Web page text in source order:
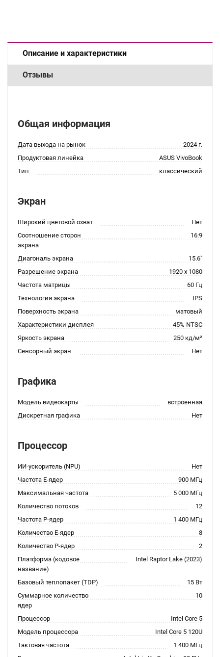
Описание и характеристики
Отзывы
Общая информация
Дата выхода на рынок
2024 г.
Продуктовая линейка
ASUS VivoBook
Тип
классический
Экран
Широкий цветовой охват
Нет
Соотношение сторон
экрана
16:9
Диагональ экрана
15.6"
Разрешение экрана
1920 x 1080
Частота матрицы
60 Гц
Технология экрана
IPS
Поверхность экрана
матовый
Характеристики дисплея
45% NTSC
Яркость экрана
250 кд/м²
Сенсорный экран
Нет
Графика
Модель видеокарты
встроенная
Дискретная графика
Нет
Процессор
ИИ-ускоритель (NPU)
Нет
Частота E-ядер
900 МГц
Максимальная частота
5 000 МГц
Количество потоков
12
Частота P-ядер
1 400 МГц
Количество E-ядер
8
Количество P-ядер
2
Платформа (кодовое
название)
Intel Raptor Lake (2023)
Базовый теплопакет (TDP)
15 Вт
Суммарное количество
ядер
10
Процессор
Intel Core 5
Модель процессора
Intel Core 5 120U
Тактовая частота
1 400 МГц